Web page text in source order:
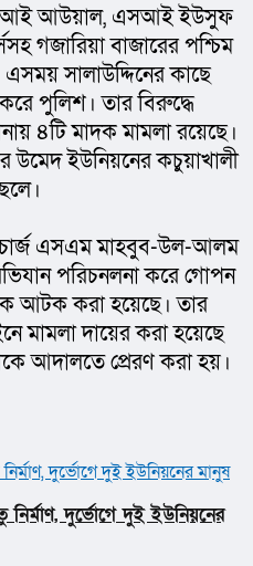
আউয়াল, এসআই ইউসুফ
গজারিয়া বাজারের পশ্চিম
সালাউদ্দিনের কাছে
পুলিশ। তার বিরুদ্ধে
৪টি মাদক মামলা রয়েছে।
উমেদ ইউনিয়নের কচুয়াখালী
এসএম মাহবুব-উল-আলম
পরিচনলনা করে গোপন
আটক করা হয়েছে। তার
মামলা দায়ের করা হয়েছে
আদালতে প্রেরণ করা হয়।
দুর্ভোগে দুই ইউনিয়নের